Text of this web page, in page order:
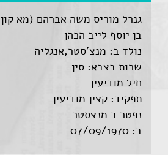
גנרל מוריס משה אברהם (מא
בן יוסף לייב הכהן
נולד ב: מנצ'סטר,אנגליה
שרות בצבא: סין
חיל מודיעין
תפקיד: קצין מודיעין
נפטר ב מנצסטר
ב: 07/09/1970